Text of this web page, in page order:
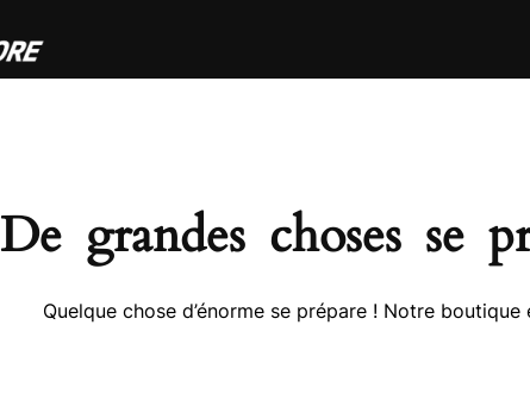
De grandes choses se
Quelque chose d’énorme se prépare ! Notre